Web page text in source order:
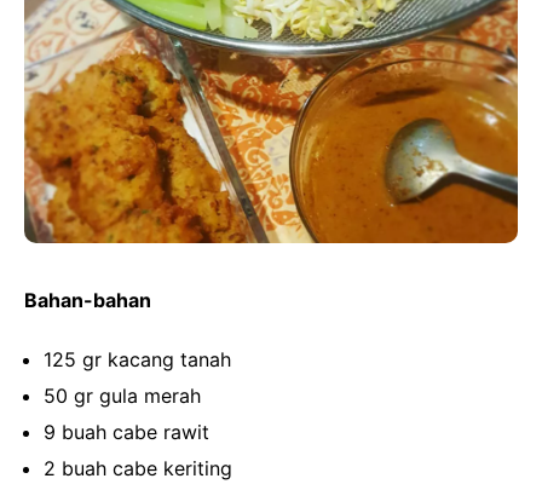
Bahan-bahan
125 gr kacang tanah
50 gr gula merah
9 buah cabe rawit
2 buah cabe keriting